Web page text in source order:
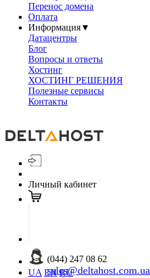
Перенос домена
Оплата
Информация▼
Датацентры
Блог
Вопросы и ответы
Хостинг
ХОСТИНГ РЕШЕНИЯ
Полезные сервисы
Контакты
Личный кабинет
(044) 247 08 62
sales@deltahost.com.ua
UA EN RU